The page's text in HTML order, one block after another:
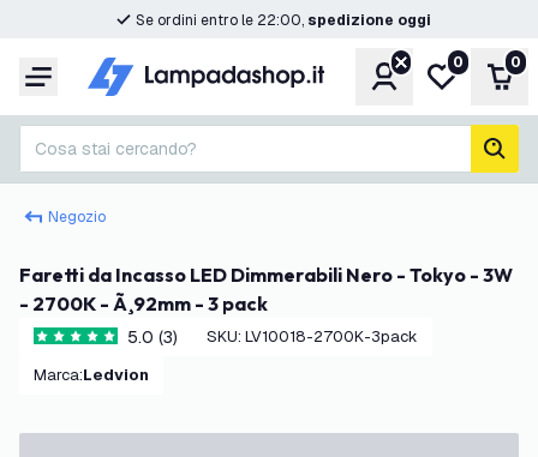
Se ordini entro le 22:00, spedizione oggi
Menu Account
Lista
0 0
Cosa stai cercando?
Negozio
Faretti da Incasso LED Dimmerabili Nero - Tokyo - 3W
- 2700K - Ã¸92mm - 3 pack
5 stelle di valutazione
5.0 (3) SKU: LV10018-2700K-3pack
Marca: Ledvion